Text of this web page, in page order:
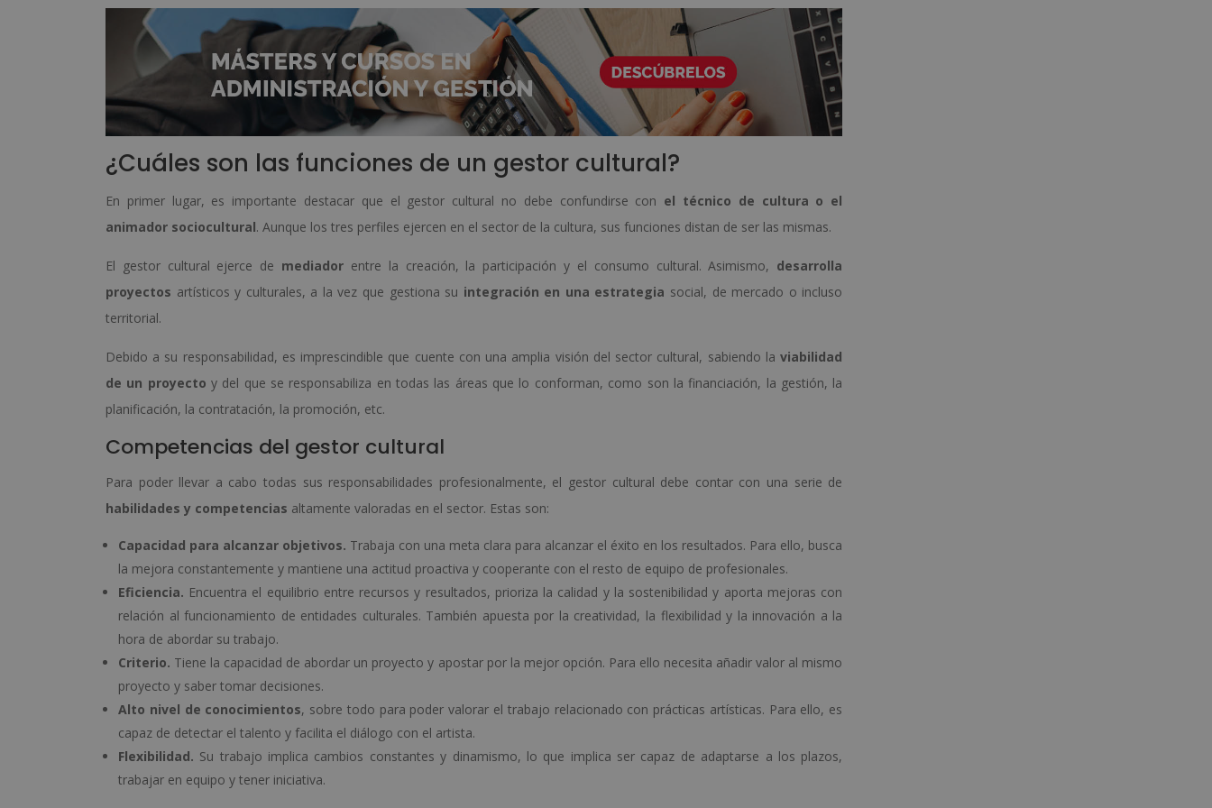
¿Cuáles son las funciones de un gestor cultural?
En primer lugar, es importante destacar que el gestor cultural no debe confundirse con el técnico de cultura o el
animador sociocultural. Aunque los tres perfiles ejercen en el sector de la cultura, sus funciones distan de ser las mismas.
El gestor cultural ejerce de mediador entre la creación, la participación y el consumo cultural. Asimismo, desarrolla
proyectos artísticos y culturales, a la vez que gestiona su integración en una estrategia social, de mercado o incluso
territorial.
Debido a su responsabilidad, es imprescindible que cuente con una amplia visión del sector cultural, sabiendo laviabilidad
de un proyecto y del que se responsabiliza en todas las áreas que lo conforman, como son la financiación, la gestión, la
planificación, la contratación, la promoción, etc.
Competencias del gestor cultural
Para poder llevar a cabo todas sus responsabilidades profesionalmente, el gestor cultural debe contar con una serie de
habilidades y competencias altamente valoradas en el sector. Estas son:
Capacidad para alcanzar objetivos. Trabaja con una meta clara para alcanzar el éxito en los resultados. Para ello, busca
la mejora constantemente y mantiene una actitud proactiva y cooperante con el resto de equipo de profesionales.
Eficiencia. Encuentra el equilibrio entre recursos y resultados, prioriza la calidad y la sostenibilidad y aporta mejoras con
relación al funcionamiento de entidades culturales. También apuesta por la creatividad, la flexibilidad y la innovación a la
hora de abordar su trabajo.
Criterio. Tiene la capacidad de abordar un proyecto y apostar por la mejor opción. Para ello necesita añadir valor al mismo
proyecto y saber tomar decisiones.
Alto nivel de conocimientos, sobre todo para poder valorar el trabajo relacionado con prácticas artísticas. Para ello, es
capaz de detectar el talento y facilita el diálogo con el artista.
Flexibilidad. Su trabajo implica cambios constantes y dinamismo, lo que implica ser capaz de adaptarse a los plazos,
trabajar en equipo y tener iniciativa.